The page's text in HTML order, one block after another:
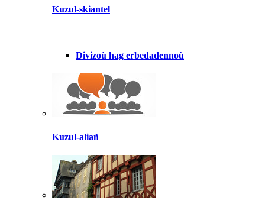
Kuzul-skiantel
Divizoù hag erbedadennoù
Kuzul-aliañ